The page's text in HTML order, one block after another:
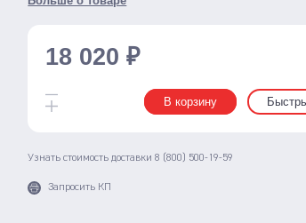
18 020 ₽
В корзину
Узнать стоимость доставки8 (800) 500-19-59
Запросить КП